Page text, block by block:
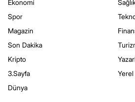
Ekonomi
Spor
Magazin
Son Dakika
Kripto
3.Sayfa
Dünya